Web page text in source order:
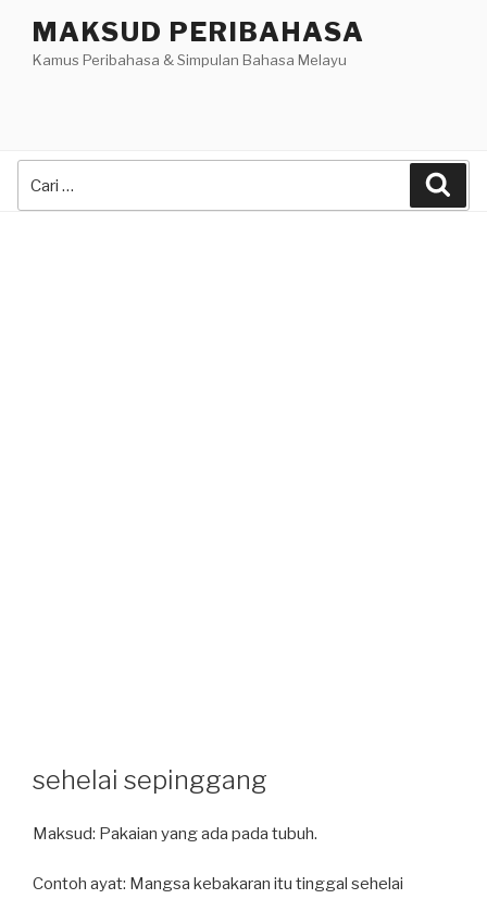
content
MAKSUD PERIBAHASA
Kamus Peribahasa & Simpulan Bahasa Melayu
sehelai sepinggang
Maksud: Pakaian yang ada pada tubuh.
Contoh ayat: Mangsa kebakaran itu tinggal sehelai